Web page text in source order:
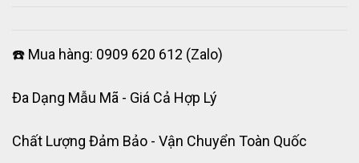
☎️ Mua hàng: 0909 620 612 (Zalo)
Đa Dạng Mẫu Mã - Giá Cả Hợp Lý
Chất Lượng Đảm Bảo - Vận Chuyển Toàn Quốc